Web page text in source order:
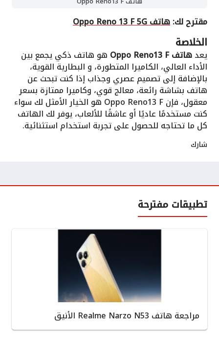
مقترح لك:هاتف Oppo Reno 13 F 5G
الخلاصة
يعدهاتف Oppo Reno13 F هو هاتف ذكي يجمع بين
الأداء العالي، الكاميرا المتطورة، و البطارية القوية،
بالإضافة إلى تصميم عصري وجذاب إذا كنت تبحث عن
هاتف بشاشة رائعة، معالج قوي، وكاميرا ممتازة بسعر
معقول، فإن Oppo Reno13 F هو الخيار الأمثل لك سواء
كنت مستخدمًا عاديًا أو عاشقًا للألعاب، يوفر لك الهاتف
كل ما تحتاجه للحصول على تجربة استخدام استثنائية.
شارك
تطبيقات مفترحة
مراجعة هاتف Realme Narzo N53 الأنيق